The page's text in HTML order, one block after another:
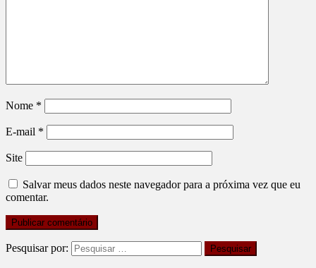
Nome *
E-mail *
Site
Salvar meus dados neste navegador para a próxima vez que eu
comentar.
Pesquisar por: